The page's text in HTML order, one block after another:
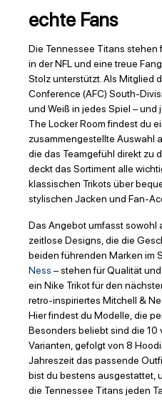
echte Fans
Die Tennessee Titans stehen
in der NFL und eine treue
Stolz unterstützt. Als Mitglied
Conference (AFC) South-
und Weiß in jedes Spiel – und
The Locker Room findest du
zusammengestellte Auswahl
die das Teamgefühl direkt zu
deckt das Sortiment alle
klassischen Trikots über
stylischen Jacken und Fan-
Das Angebot umfasst sowohl
zeitlose Designs, die die
beiden führenden Marken im
Ness – stehen für Qualität
ein Nike Trikot für den
retro-inspiriertes Mitchell &
Hier findest du Modelle, die
Besonders beliebt sind die 10
Varianten, gefolgt von 8
Jahreszeit das passende
bist du bestens ausgestattet,
die Tennessee Titans jeden